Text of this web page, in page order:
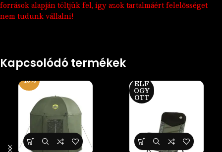
források alapján töltjük fel, így azok tartalmáért felelősséget
nem tudunk vállalni!
Kapcsolódó termékek
-10% ELF
OGY
OTT